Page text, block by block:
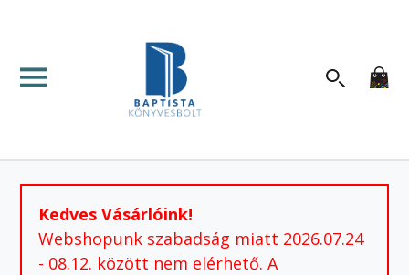
Kedves Vásárlóink!
Webshopunk szabadság miatt 2026.07.24
- 08.12. között nem elérhető. A